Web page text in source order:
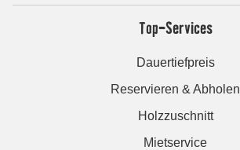
Top-Services
Dauertiefpreis
Reservieren & Abholen
Holzzuschnitt
Mietservice